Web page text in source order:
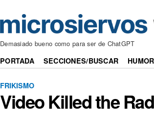
Demasiado bueno como para ser de ChatGPT
PORTADA SECCIONES/BUSCAR HUMOR
FRIKISMO
Video Killed the